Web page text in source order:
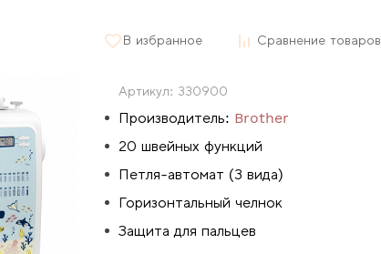
В избранное Сравнение товаров
Артикул: 330900
Производитель: Brother
20 швейных функций
Петля-автомат (3 вида)
Горизонтальный челнок
Защита для пальцев